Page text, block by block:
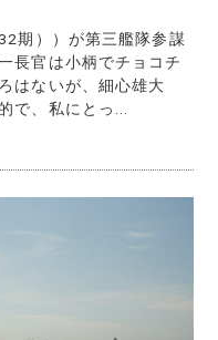
期））が第三艦隊参謀
長官は小柄でチョコチ
はないが、細心雄大
で、私にとっ...